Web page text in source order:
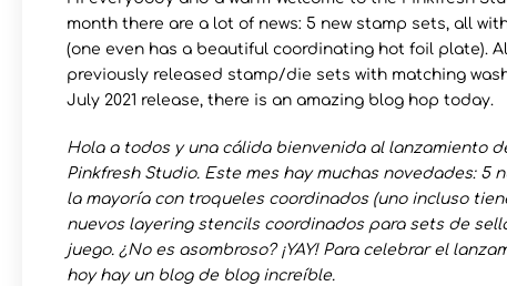
month there are a lot of news: 5 new stamp sets, all
(one even has a beautiful coordinating hot foil plate).
previously released stamp/die sets with matching
July 2021 release, there is an amazing blog hop today.
Hola a todos y una cálida bienvenida al lanzamiento
Pinkfresh Studio. Este mes hay muchas novedades:
la mayoría con troqueles coordinados (uno incluso
nuevos layering stencils coordinados para sets de
juego. ¿No es asombroso? ¡YAY! Para celebrar el
hoy hay un blog de blog increíble.